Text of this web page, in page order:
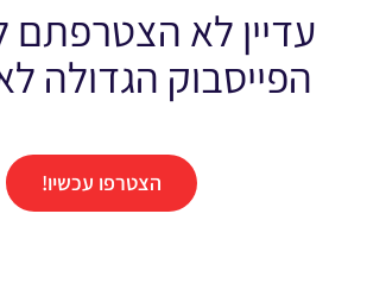
עדיין לא הצטרפתם
הפייסבוק הגדולה
הצטרפו עכשיו!